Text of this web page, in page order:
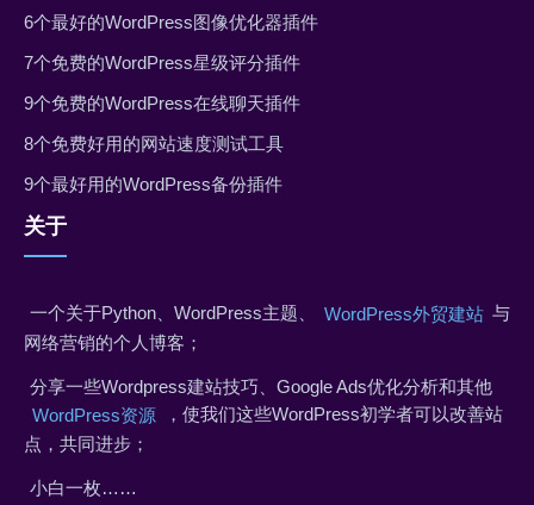
6个最好的WordPress图像优化器插件
7个免费的WordPress星级评分插件
9个免费的WordPress在线聊天插件
8个免费好用的网站速度测试工具
9个最好用的WordPress备份插件
关于
一个关于Python、WordPress主题、 WordPress外贸建站 与
网络营销的个人博客；
分享一些Wordpress建站技巧、Google Ads优化分析和其他
WordPress资源
，使我们这些WordPress初学者可以改善站
点，共同进步；
小白一枚……